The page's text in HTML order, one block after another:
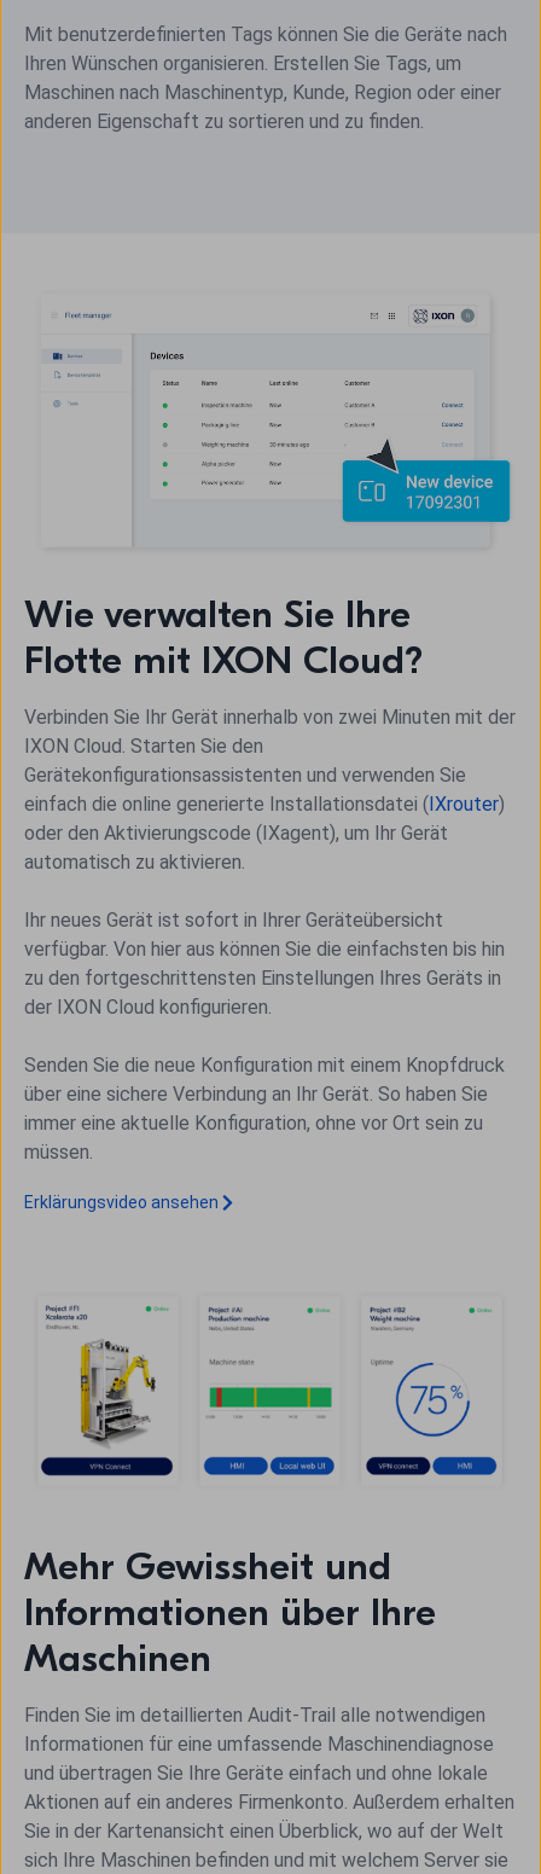
Mit benutzerdefinierten Tags können Sie die Geräte nach
Ihren Wünschen organisieren. Erstellen Sie Tags, um
Maschinen nach Maschinentyp, Kunde, Region oder einer
anderen Eigenschaft zu sortieren und zu finden.
Wie verwalten Sie Ihre
Flotte mit IXON Cloud?
Verbinden Sie Ihr Gerät innerhalb von zwei Minuten mit der
IXON Cloud. Starten Sie den
Gerätekonfigurationsassistenten und verwenden Sie
einfach die online generierte Installationsdatei (IXrouter)
oder den Aktivierungscode (IXagent), um Ihr Gerät
automatisch zu aktivieren.
Ihr neues Gerät ist sofort in Ihrer Geräteübersicht
verfügbar. Von hier aus können Sie die einfachsten bis hin
zu den fortgeschrittensten Einstellungen Ihres Geräts in
der IXON Cloud konfigurieren.
Senden Sie die neue Konfiguration mit einem Knopfdruck
über eine sichere Verbindung an Ihr Gerät. So haben Sie
immer eine aktuelle Konfiguration, ohne vor Ort sein zu
müssen.
Erklärungsvideo ansehen
Mehr Gewissheit und
Informationen über Ihre
Maschinen
Finden Sie im detaillierten Audit-Trail alle notwendigen
Informationen für eine umfassende Maschinendiagnose
und übertragen Sie Ihre Geräte einfach und ohne lokale
Aktionen auf ein anderes Firmenkonto. Außerdem erhalten
Sie in der Kartenansicht einen Überblick, wo auf der Welt
sich Ihre Maschinen befinden und mit welchem Server sie